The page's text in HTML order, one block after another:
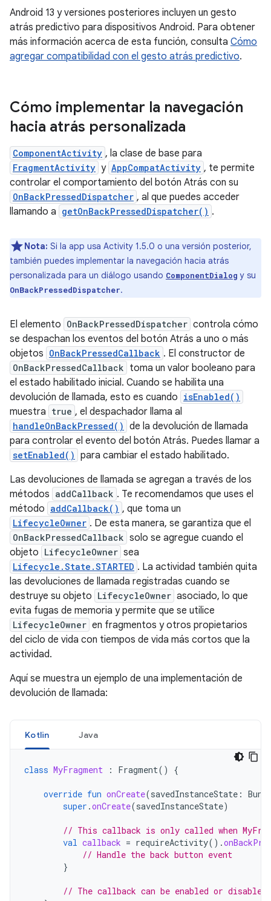
Android 13 y versiones posteriores incluyen un gesto
atrás predictivo para dispositivos Android. Para obtener
más información acerca de esta función, consulta Cómo
agregar compatibilidad con el gesto atrás predictivo.
Cómo implementar la navegación
hacia atrás personalizada
ComponentActivity , la clase de base para
FragmentActivity y AppCompatActivity , te permite
controlar el comportamiento del botón Atrás con su
OnBackPressedDispatcher , al que puedes acceder
llamando a getOnBackPressedDispatcher() .
Nota: Si la app usa Activity 1.5.0 o una versión posterior,
también puedes implementar la navegación hacia atrás
personalizada para un diálogo usando ComponentDialog y su
OnBackPressedDispatcher.
El elemento OnBackPressedDispatcher controla cómo
se despachan los eventos del botón Atrás a uno o más
objetos OnBackPressedCallback . El constructor de
OnBackPressedCallback toma un valor booleano para
el estado habilitado inicial. Cuando se habilita una
devolución de llamada, esto es cuando isEnabled()
muestra true , el despachador llama al
handleOnBackPressed() de la devolución de llamada
para controlar el evento del botón Atrás. Puedes llamar a
setEnabled() para cambiar el estado habilitado.
Las devoluciones de llamada se agregan a través de los
métodos addCallback . Te recomendamos que uses el
método addCallback() , que toma un
LifecycleOwner . De esta manera, se garantiza que el
OnBackPressedCallback solo se agregue cuando el
objeto LifecycleOwner sea
Lifecycle.State.STARTED . La actividad también quita
las devoluciones de llamada registradas cuando se
destruye su objeto LifecycleOwner asociado, lo que
evita fugas de memoria y permite que se utilice
LifecycleOwner en fragmentos y otros propietarios
del ciclo de vida con tiempos de vida más cortos que la
actividad.
Aquí se muestra un ejemplo de una implementación de
devolución de llamada:
Kotlin Java
class MyFragment : Fragment() {
override fun onCreate(savedInstanceState :
super .onCreate(savedInstanceState)
// This callback is only called when
val callback = requireActivity().
// Handle the back button event
}
// The callback can be enabled or